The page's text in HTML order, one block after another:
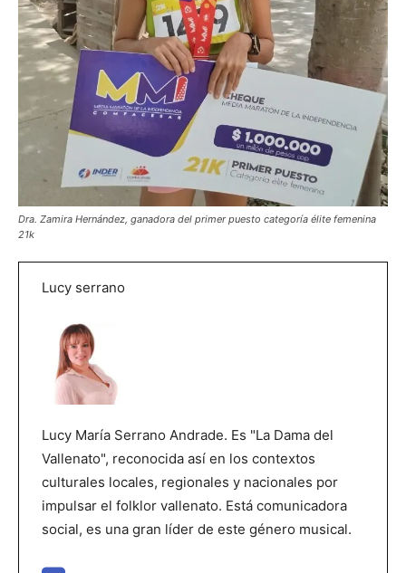
Dra. Zamira Hernández, ganadora del primer puesto categoría élite femenina
21k
Lucy serrano
Lucy María Serrano Andrade. Es "La Dama del
Vallenato", reconocida así en los contextos
culturales locales, regionales y nacionales por
impulsar el folklor vallenato. Está comunicadora
social, es una gran líder de este género musical.